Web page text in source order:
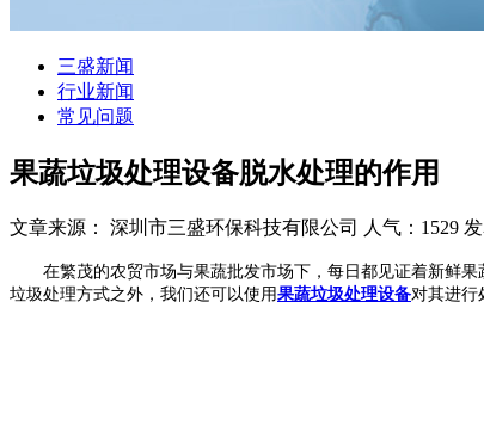
三盛新闻
行业新闻
常见问题
果蔬垃圾处理设备脱水处理的作用
文章来源： 深圳市三盛环保科技有限公司 人气：1529
在繁茂的农贸市场与果蔬批发市场下，每日都见证着新鲜果
垃圾处理方式之外，我们还可以使用果蔬垃圾处理设备对其进行